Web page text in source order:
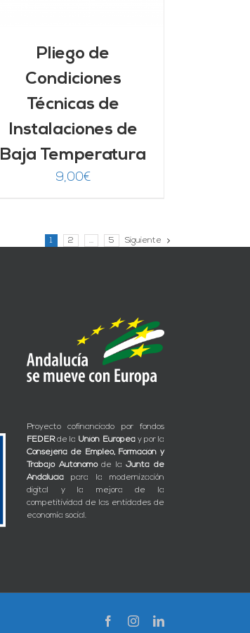
Pliego de
Condiciones
Técnicas de
Instalaciones de
Baja Temperatura
9,00€
1 2 … 5 Siguiente
Proyecto cofinanciado por fondos
FEDERde la Unión Europeay por la
Consejería de Empleo, Formación y
Trabajo Autónomode laJunta de
Andalucía para la modernización
digital y la mejora de la
competitividad de las entidades de
economía social.
FacebookInstagramLinkedIn